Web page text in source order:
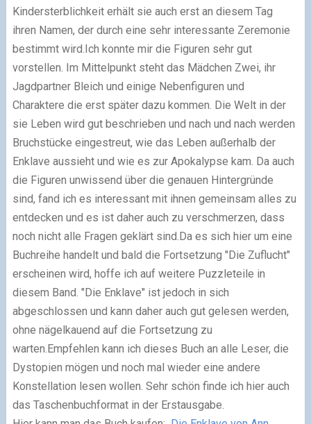
Kindersterblichkeit erhält sie auch erst an diesem Tag
ihren Namen, der durch eine sehr interessante Zeremonie
bestimmt wird. Ich konnte mir die Figuren sehr gut
vorstellen. Im Mittelpunkt steht das Mädchen Zwei, ihr
Jagdpartner Bleich und einige Nebenfiguren und
Charaktere die erst später dazu kommen. Die Welt in der
sie Leben wird gut beschrieben und nach und nach werden
Bruchstücke eingestreut, wie das Leben außerhalb der
Enklave aussieht und wie es zur Apokalypse kam. Da auch
die Figuren unwissend über die genauen Hintergründe
sind, fand ich es interessant mit ihnen gemeinsam alles zu
entdecken und es ist daher auch zu verschmerzen, dass
noch nicht alle Fragen geklärt sind. Da es sich hier um eine
Buchreihe handelt und bald die Fortsetzung "Die Zuflucht"
erscheinen wird, hoffe ich auf weitere Puzzleteile in
diesem Band. "Die Enklave" ist jedoch in sich
abgeschlossen und kann daher auch gut gelesen werden,
ohne nägelkauend auf die Fortsetzung zu
warten. Empfehlen kann ich dieses Buch an alle Leser, die
Dystopien mögen und noch mal wieder eine andere
Konstellation lesen wollen. Sehr schön finde ich hier auch
das Taschenbuchformat in der Erstausgabe.